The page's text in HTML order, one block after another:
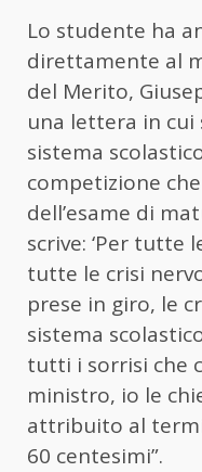
Lo studente ha
direttamente al
del Merito,
una lettera in
sistema
competizione
dell’esame di
scrive: ‘Per tutte
tutte le crisi
prese in giro, le
sistema
tutti i sorrisi che
ministro, io le
attribuito al
60 centesimi”.